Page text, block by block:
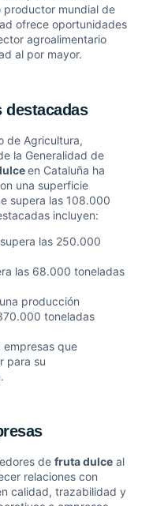
productor mundial de
ofrece oportunidades
agroalimentario
al por mayor.
destacadas
de Agricultura,
la Generalidad de
en Cataluña ha
una superficie
supera las 108.000
incluyen:
las 250.000
las 68.000 toneladas
producción
toneladas
empresas que
para su
defruta dulce al
relaciones con
calidad, trazabilidad y